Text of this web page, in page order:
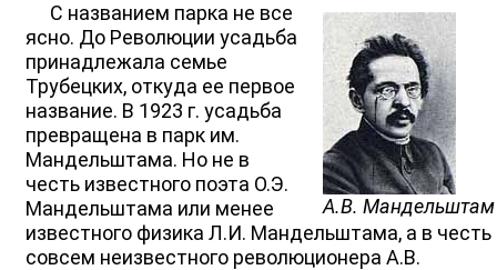
А.В. Мандельштам
С названием парка не все
ясно. До Революции усадьба
принадлежала семье
Трубецких, откуда ее первое
название. В 1923 г. усадьба
превращена в парк им.
Мандельштама. Но не в
честь известного поэта О.Э.
Мандельштама или менее
известного физика Л.И. Мандельштама, а в честь
совсем неизвестного революционера А.В.